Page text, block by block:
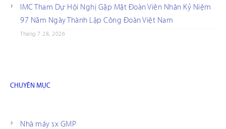
IMC Tham Dự Hội Nghị Gặp Mặt Đoàn Viên Nhân Kỷ Niệm
97 Năm Ngày Thành Lập Công Đoàn Việt Nam
Tháng 7 28, 2026
CHUYÊN MỤC
Nhà máy sx GMP